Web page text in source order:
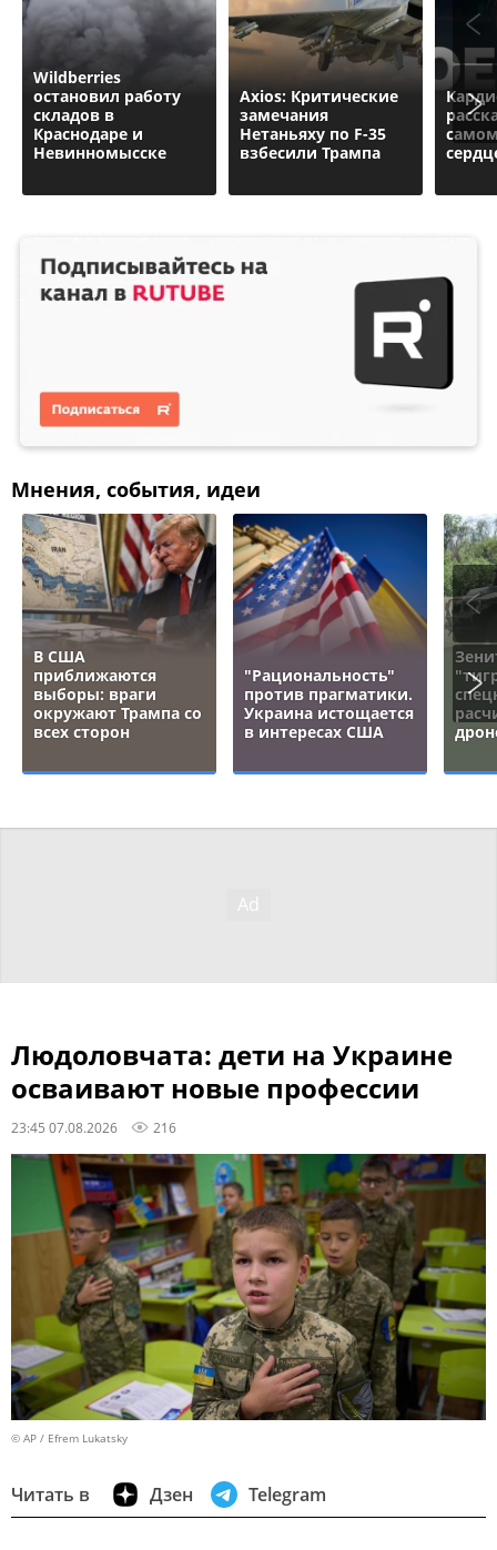
Wildberries
остановил работу
складов в
Краснодаре и
Невинномысске
Axios: Критические
замечания
Нетаньяху по F-35
взбесили Трампа
Мнения, события, идеи
В США
приближаются
выборы: враги
окружают Трампа со
всех сторон
"Рациональность"
против прагматики.
Украина истощается
в интересах США
Людоловчата: дети на Украине
осваивают новые профессии
23:45 07.08.2026 216
© AP / Efrem Lukatsky
Читать в Дзен Telegram